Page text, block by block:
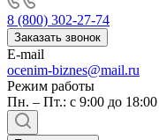
8 (800) 302-27-74
Заказать звонок
E-mail
ocenim-biznes@mail.ru
Режим работы
Пн. – Пт.: с 9:00 до 18:00